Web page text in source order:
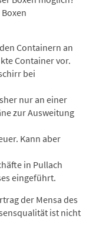
Containern an
Container vor.
bei
nur an einer
zur Ausweitung
Kann aber
in Pullach
eingeführt.
der Mensa des
ist nicht